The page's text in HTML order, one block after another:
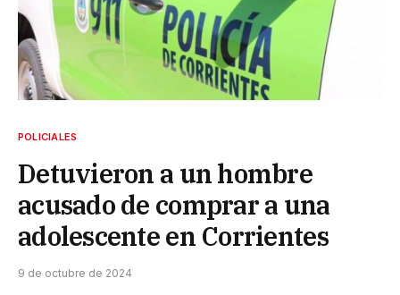
POLICIALES
Detuvieron a un hombre
acusado de comprar a una
adolescente en Corrientes
9 de octubre de 2024